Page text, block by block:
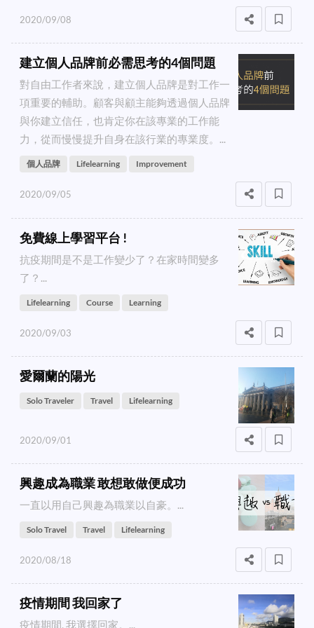
2020/09/08
建立個人品牌前必需思考的4個問題
對自由工作者來說，建立個人品牌是對工作一
項重要的輔助。顧客與顧主能夠透過個人品牌
與你建立信任，也肯定你在該專業的工作能
力，從而慢慢提升自身在該行業的專業度。...
個人品牌 Lifelearning Improvement
2020/09/05
免費線上學習平台 !
抗疫期間是不是工作變少了？在家時間變多
了？...
Lifelearning Course Learning
2020/09/03
愛爾蘭的陽光
Solo Traveler Travel Lifelearning
2020/09/01
興趣成為職業 敢想敢做便成功
一直以用自己興趣為職業以自豪。...
Solo Travel Travel Lifelearning
2020/08/18
疫情期間 我回家了
疫情期間, 我選擇回家。...